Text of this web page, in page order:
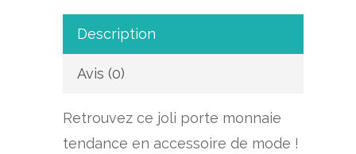
Description
Avis (0)
Retrouvez ce joli porte monnaie
tendance en accessoire de mode !